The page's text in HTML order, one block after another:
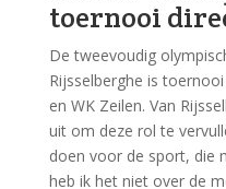
toernooi
De tweevoudig
Rijsselberghe is
en WK Zeilen. Van
uit om deze rol te
doen voor de sport, die
heb ik het niet over de